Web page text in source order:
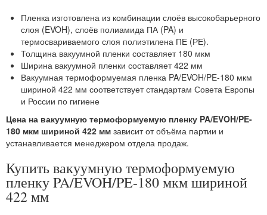
Пленка изготовлена из комбинации слоёв высокобарьерного
слоя (EVOH), слоёв полиамида ПА (PA) и
термосвариваемого слоя полиэтилена ПЕ (РЕ).
Толщина вакуумной пленки составляет 180 мкм
Ширина вакуумной пленки составляет 422 мм
Вакуумная термоформуемая пленка PA/EVOH/PE-180 мкм
шириной 422 мм соответствует стандартам Совета Европы
и России по гигиене
Цена на вакуумную термоформуемую пленку PA/EVOH/PE-
180 мкм шириной 422 мм зависит от объёма партии и
устанавливается менеджером отдела продаж.
Купить вакуумную термоформуемую
пленку PA/EVOH/PE-180 мкм шириной
422 мм